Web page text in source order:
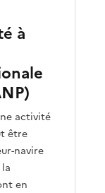
à
activité
être
navire
en